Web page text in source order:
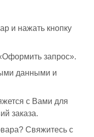
и нажать кнопку
запрос».
данными и
с Вами для
заказа.
Свяжитесь с